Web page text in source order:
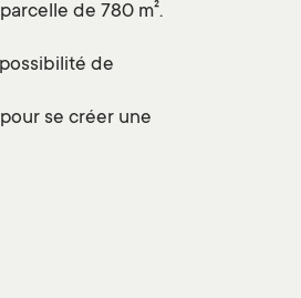
de 780 m².
de
se créer une